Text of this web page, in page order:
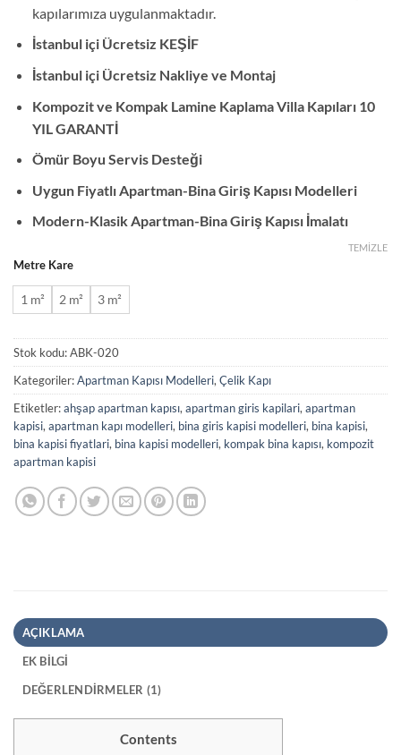
kapılarımıza uygulanmaktadır.
İstanbul içi Ücretsiz KEŞİF
İstanbul içi Ücretsiz Nakliye ve Montaj
Kompozit ve Kompak Lamine Kaplama Villa Kapıları 10
YIL GARANTİ
Ömür Boyu Servis Desteği
Uygun Fiyatlı Apartman-Bina Giriş Kapısı Modelleri
Modern-KlasikApartman-Bina Giriş Kapısı İmalatı
Metre Kare
1 m² 2 m² 3 m²
TEMIZLE
Stok kodu:ABK-020
Kategoriler:Apartman Kapısı Modelleri, Çelik Kapı
Etiketler:ahşap apartman kapısı, apartman giris kapilari, apartman
kapisi, apartman kapı modelleri, bina giris kapisi modelleri, bina kapisi,
bina kapisi fiyatlari, bina kapisi modelleri, kompak bina kapısı, kompozit
apartman kapisi
AÇIKLAMA
EK BILGI
DEĞERLENDIRMELER (1)
Contents